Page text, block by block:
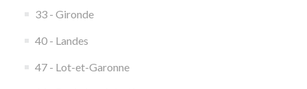
33 - Gironde
40 - Landes
47 - Lot-et-Garonne